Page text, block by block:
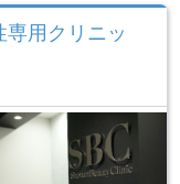
用クリニッ